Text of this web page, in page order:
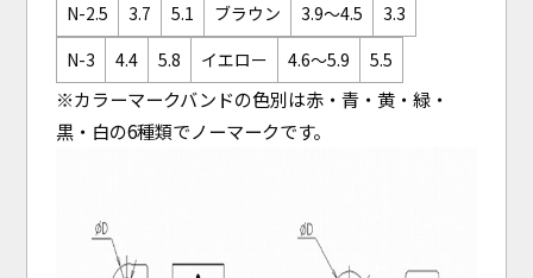
N-2.5
3.7 5.1 ブラウン 3.9～4.5
3.3
N-3
4.4 5.8 イエロー 4.6～5.9 5.5
※カラーマークバンドの色別は赤・青・黄・緑・
黒・白の6種類でノーマークです。